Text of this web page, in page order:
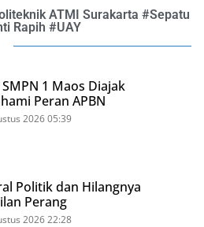
ATMI Surakarta #Sepatu
Rapih #UAY
1 Maos Diajak
Peran APBN
2026 05:39
Politik dan Hilangnya
Perang
2026 22:28